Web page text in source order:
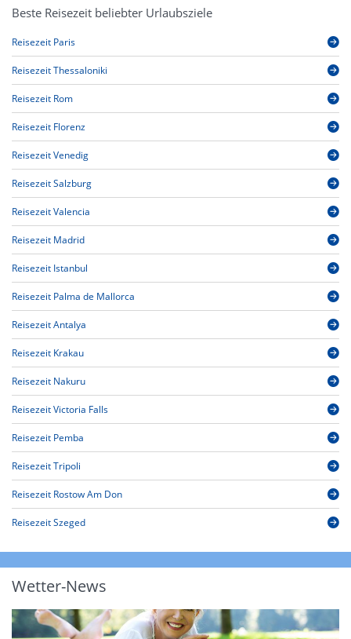
Beste Reisezeit beliebter Urlaubsziele
Reisezeit Paris
Reisezeit Thessaloniki
Reisezeit Rom
Reisezeit Florenz
Reisezeit Venedig
Reisezeit Salzburg
Reisezeit Valencia
Reisezeit Madrid
Reisezeit Istanbul
Reisezeit Palma de Mallorca
Reisezeit Antalya
Reisezeit Krakau
Reisezeit Nakuru
Reisezeit Victoria Falls
Reisezeit Pemba
Reisezeit Tripoli
Reisezeit Rostow Am Don
Reisezeit Szeged
Wetter-News